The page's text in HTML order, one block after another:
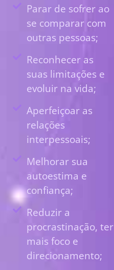
Parar de sofrer ao
se comparar com
outras pessoas;
Reconhecer as
suas limitações e
evoluir na vida;
Aperfeiçoar as
relações
interpessoais;
Melhorar sua
autoestima e
confiança;
Reduzir a
procrastinação, ter
mais foco e
direcionamento;